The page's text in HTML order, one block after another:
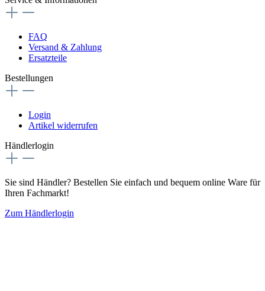
FAQ
Versand & Zahlung
Ersatzteile
Bestellungen
Login
Artikel widerrufen
Händlerlogin
Sie sind Händler? Bestellen Sie einfach und bequem online Ware für
Ihren Fachmarkt!
Zum Händlerlogin